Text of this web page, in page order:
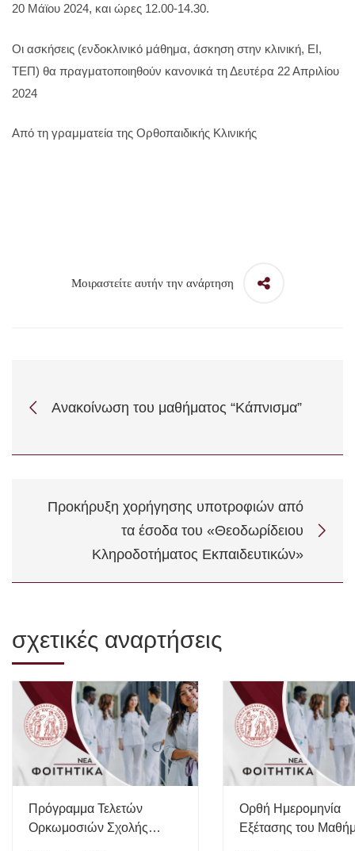
20 Μάϊου 2024, και ώρες 12.00-14.30.
Οι ασκήσεις (ενδοκλινικό μάθημα, άσκηση στην κλινική, ΕΙ,
ΤΕΠ) θα πραγματοποιηθούν κανονικά τη Δευτέρα 22 Απριλίου
2024
Από τη γραμματεία της Ορθοπαιδικής Κλινικής
Μοιραστείτε αυτήν την ανάρτηση
Ανακοίνωση του μαθήματος “Κάπνισμα”
Προκήρυξη χορήγησης υποτροφιών από
τα έσοδα του «Θεοδωρίδειου
Κληροδοτήματος Εκπαιδευτικών»
σχετικές αναρτήσεις
Πρόγραμμα Τελετών
Ορκωμοσιών Σχολής
Ορθή Ημερομηνία
Εξέτασης του